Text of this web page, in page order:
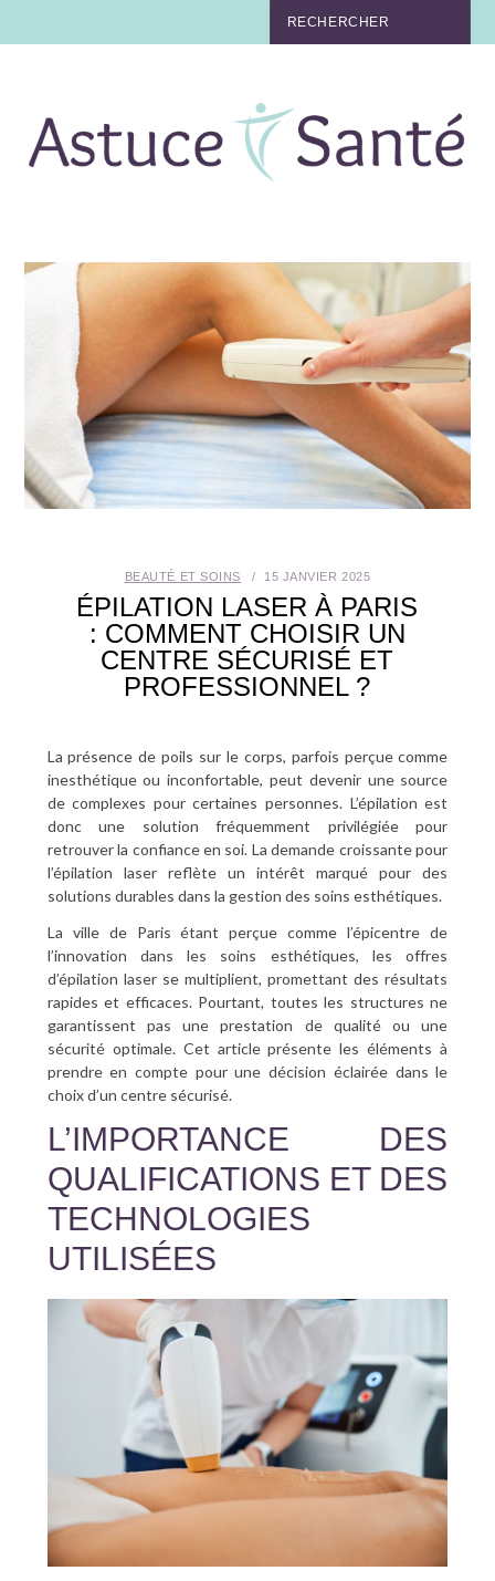
TABAC
NUTRITION
MÉDECINE
MÉDECINE DOUCE
BIEN-ÊTRE
BEAUTÉ ET SOINS 15 JANVIER 2025
ÉPILATION LASER À PARIS
: COMMENT CHOISIR UN
CENTRE SÉCURISÉ ET
PROFESSIONNEL ?
La présence de poils sur le corps, parfois perçue comme
inesthétique ou inconfortable, peut devenir une source
de complexes pour certaines personnes. L’épilation est
donc une solution fréquemment privilégiée pour
retrouver la confiance en soi. La demande croissante pour
l’épilation laser reflète un intérêt marqué pour des
solutions durables dans la gestion des soins esthétiques.
La ville de Paris étant perçue comme l’épicentre de
l’innovation dans les soins esthétiques, les offres
d’épilation laser se multiplient, promettant des résultats
rapides et efficaces. Pourtant, toutes les structures ne
garantissent pas une prestation de qualité ou une
sécurité optimale. Cet article présente les éléments à
prendre en compte pour une décision éclairée dans le
choix d’un centre sécurisé.
L’IMPORTANCE DES
QUALIFICATIONS ET DES
TECHNOLOGIES
UTILISÉES